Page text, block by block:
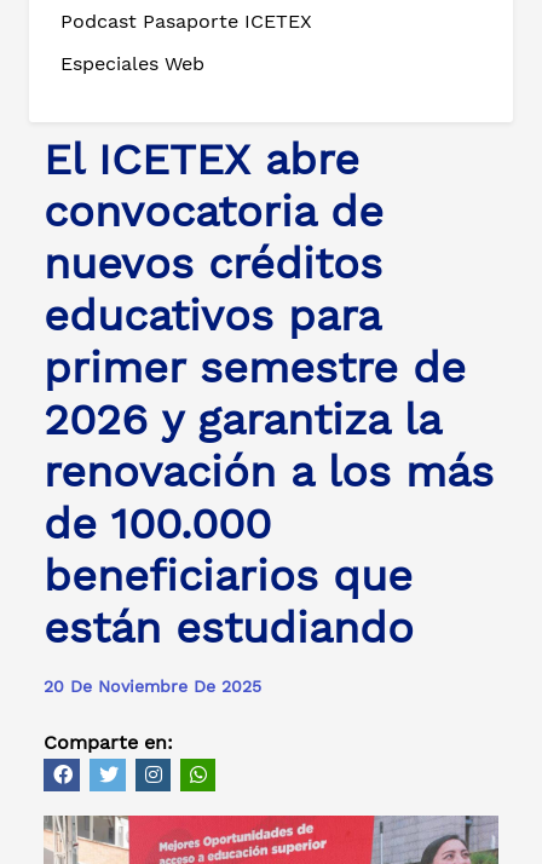
Podcast Pasaporte ICETEX
Especiales Web
El ICETEX abre
convocatoria de
nuevos créditos
educativos para
primer semestre de
2026 y garantiza la
renovación a los más
de 100.000
beneficiarios que
están estudiando
20 De Noviembre De 2025
Comparte en: